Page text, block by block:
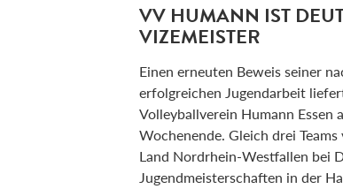
VV HUMANN IST
VIZEMEISTER
Einen erneuten Beweis seiner
erfolgreichen Jugendarbeit
Volleyballverein Humann Essen
Wochenende. Gleich drei
Land Nordrhein-Westfallen bei
Jugendmeisterschaften in der